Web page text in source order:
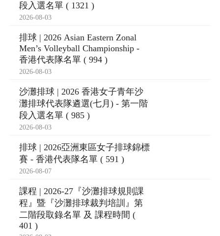
段入選名單 ( 1321 )
2026-08-03
排球 | 2026 Asian Eastern Zonal
Men’s Volleyball Championship -
香港代表隊名單 ( 994 )
2026-08-03
沙灘排球 | 2026 香港女子青年沙
灘排球代表隊遴選(七月) - 第一階
段入選名單 ( 985 )
2026-08-03
排球 | 2026亞洲東區女子排球錦標
賽 - 香港代表隊名單 ( 591 )
2026-08-07
課程 | 2026-27『沙灘排球規則課
程』暨『沙灘排球裁判培訓』第
二階段取錄名單 及 課程時間 (
401 )